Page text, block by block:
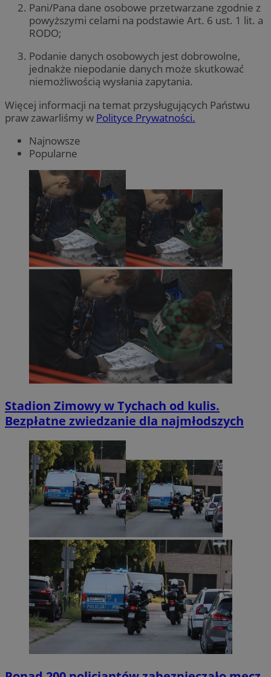
Pani/Pana dane osobowe przetwarzane zgodnie z
powyższymi celami na podstawie Art. 6 ust. 1 lit. a
RODO;
Podanie danych osobowych jest dobrowolne,
jednakże niepodanie danych może skutkować
niemożliwością wysłania zapytania.
Więcej informacji na temat przysługujących Państwu
praw zawarliśmy w Polityce Prywatności.
Najnowsze
Popularne
Stadion Zimowy w Tychach od kulis.
Bezpłatne zwiedzanie dla najmłodszych